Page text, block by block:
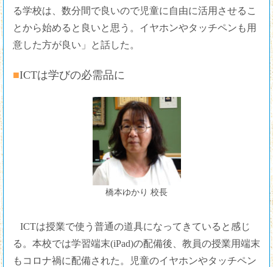
る学校は、数分間で良いので児童に自由に活用させるこ
とから始めると良いと思う。イヤホンやタッチペンも用
意した方が良い」と話した。
■ICTは学びの必需品に
橋本ゆかり 校長
ICTは授業で使う普通の道具になってきていると感じ
る。本校では学習端末(iPad)の配備後、教員の授業用端末
もコロナ禍に配備された。児童のイヤホンやタッチペン